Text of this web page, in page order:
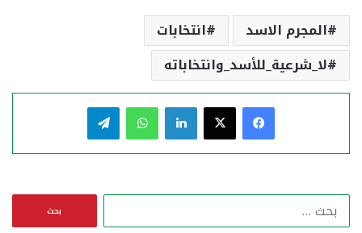
المجرم الاسد
انتخابات
لا_شرعية_للأسد_وانتخاباته
فيسبوك لينكدإن واتساب